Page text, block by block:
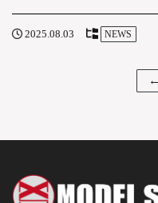
2025.08.03 NEWS